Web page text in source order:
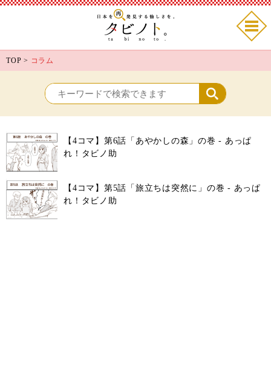
TOP > コラム
【4コマ】第6話「あやかしの森」の巻 - あっぱ
れ！タビノ助
【4コマ】第5話「旅立ちは突然に」の巻 - あっぱ
れ！タビノ助